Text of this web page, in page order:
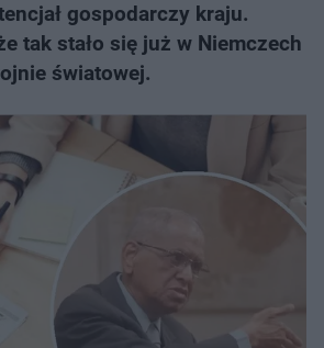
gospodarczy kraju.
tak stało się już w Niemczech
światowej.